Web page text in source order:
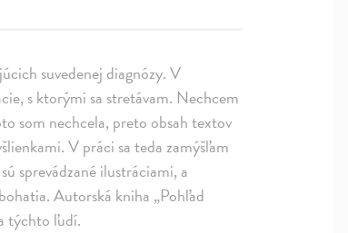
suvedenej diagnózy. V
s ktorými sa stretávam. Nechcem
som nechcela, preto obsah textov
V práci sa teda zamýšľam
sprevádzané ilustráciami, a
Autorská kniha „Pohľad
týchto ľudí.